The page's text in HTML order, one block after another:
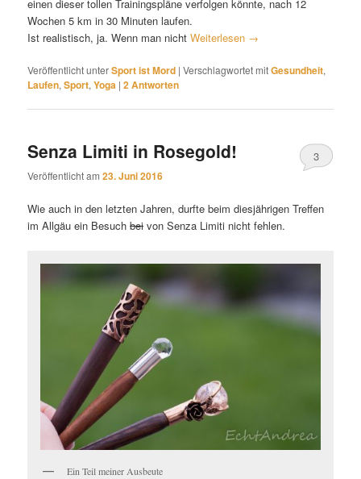
einen dieser tollen Trainingspläne verfolgen könnte, nach 12
Wochen 5 km in 30 Minuten laufen.
Ist realistisch, ja. Wenn man nichtWeiterlesen →
Veröffentlicht unterSport ist Mord |Verschlagwortet mitGesundheit,
Laufen,Sport,Yoga |2Antworten
Senza Limiti in Rosegold!
Veröffentlicht am23. Juni 2016
3
Wie auch in den letzten Jahren, durfte beim diesjährigen Treffen
im Allgäu ein Besuchbei von Senza Limiti nicht fehlen.
Ein Teil meiner Ausbeute